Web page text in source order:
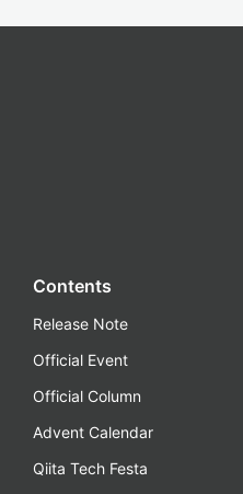
Contents
Release Note
Official Event
Official Column
Advent Calendar
Qiita Tech Festa